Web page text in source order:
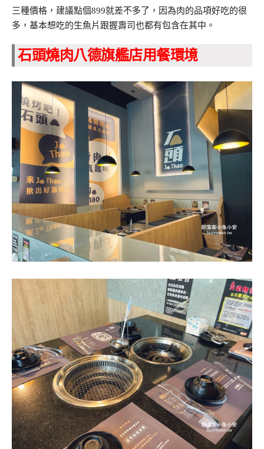
三種價格，建議點個899就差不多了，因為肉的品項好吃的很
多，基本想吃的生魚片跟握壽司也都有包含在其中。
石頭燒肉八德旗艦店用餐環境